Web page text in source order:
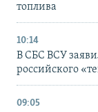
топлива
10:14
В СБС ВСУ
российского
09:05